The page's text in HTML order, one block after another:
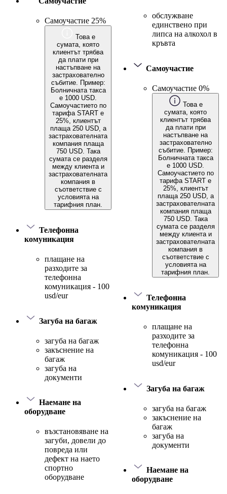
Самоучастие 25%
Това е
сумата, която
клиентът трябва
да плати при
настъпване на
застрахователно
събитие. Пример:
Болничната такса
е 1000 USD.
Самоучастието по
тарифа START е
25%, клиентът
плаща 250 USD, а
застрахователната
компания плаща
750 USD. Така
сумата се разделя
между клиента и
застрахователната
компания в
съответствие с
условията на
тарифния план.
Телефонна
комуникация
плащане на
разходите за
телефонна
комуникация - 100
usd/eur
Загуба на багаж
загуба на багаж
закъснение на
багаж
загуба на
документи
Наемане на
оборудване
възстановяване на
загуби, довели до
повреда или
дефект на наето
спортно
оборудване
обслужване
единствено при
липса на алкохол в
кръвта
Самоучастие
Самоучастие 0%
Това е
сумата, която
клиентът трябва
да плати при
настъпване на
застрахователно
събитие. Пример:
Болничната такса
е 1000 USD.
Самоучастието по
тарифа START е
25%, клиентът
плаща 250 USD, а
застрахователната
компания плаща
750 USD. Така
сумата се разделя
между клиента и
застрахователната
компания в
съответствие с
условията на
тарифния план.
Телефонна
комуникация
плащане на
разходите за
телефонна
комуникация - 100
usd/eur
Загуба на багаж
загуба на багаж
закъснение на
багаж
загуба на
документи
Наемане на
оборудване